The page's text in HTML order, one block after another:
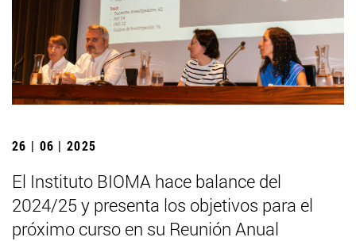
26 | 06 | 2025
El Instituto BIOMA hace balance del
2024/25 y presenta los objetivos para el
próximo curso en su Reunión Anual